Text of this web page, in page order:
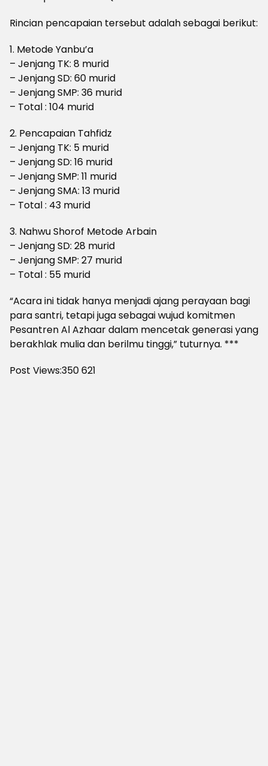
Rincian pencapaian tersebut adalah sebagai berikut:
1. Metode Yanbu’a
– Jenjang TK: 8 murid
– Jenjang SD: 60 murid
– Jenjang SMP: 36 murid
– Total : 104 murid
2. Pencapaian Tahfidz
– Jenjang TK: 5 murid
– Jenjang SD: 16 murid
– Jenjang SMP: 11 murid
– Jenjang SMA: 13 murid
– Total : 43 murid
3. Nahwu Shorof Metode Arbain
– Jenjang SD: 28 murid
– Jenjang SMP: 27 murid
– Total : 55 murid
“Acara ini tidak hanya menjadi ajang perayaan bagi
para santri, tetapi juga sebagai wujud komitmen
Pesantren Al Azhaar dalam mencetak generasi yang
berakhlak mulia dan berilmu tinggi,” tuturnya. ***
Post Views:350621